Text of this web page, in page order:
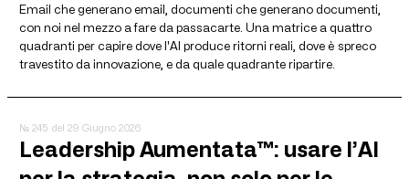
Email che generano email, documenti che generano documenti,
con noi nel mezzo a fare da passacarte. Una matrice a quattro
quadranti per capire dove l'AI produce ritorni reali, dove è spreco
travestito da innovazione, e da quale quadrante ripartire.
№ 245 del 29 Giugno 2026
Leadership Aumentata™: usare l’AI